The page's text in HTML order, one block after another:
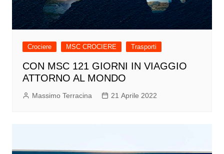
Crociere MSC CROCIERE Trasporti
CON MSC 121 GIORNI IN VIAGGIO
ATTORNO AL MONDO
Massimo Terracina 21 Aprile 2022